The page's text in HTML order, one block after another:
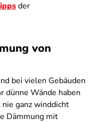
der
von
bei vielen Gebäuden
dünne Wände haben
ganz winddicht
Dämmung mit